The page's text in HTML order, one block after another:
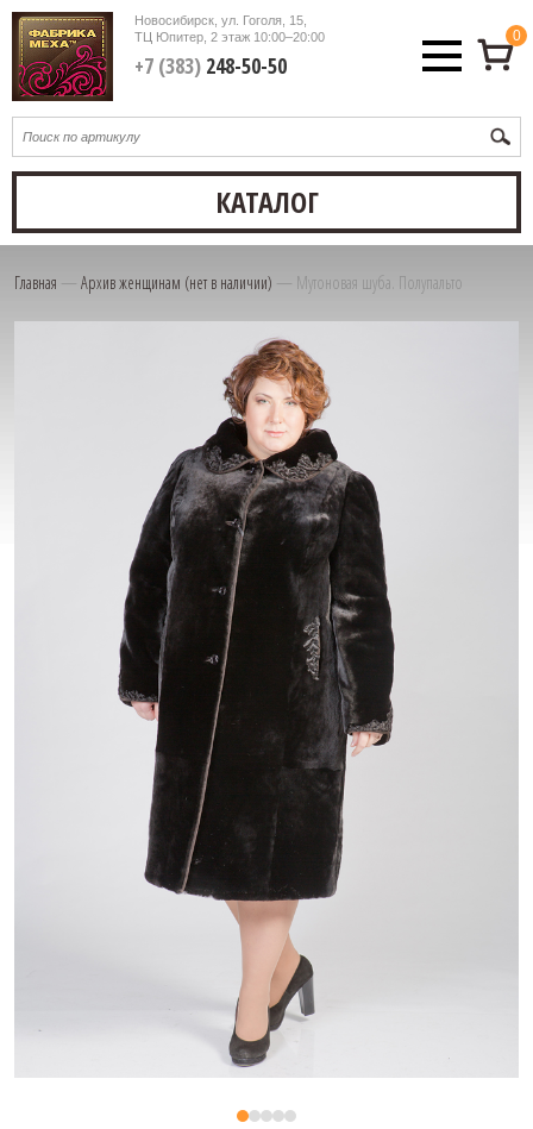
Новосибирск, ул. Гоголя, 15,
ТЦ Юпитер, 2 этаж10:00–20:00
+7 (383)248-50-50
0
КАТАЛОГ
Главная — Архив женщинам (нет в наличии) — Мутоновая шуба. Полупальто